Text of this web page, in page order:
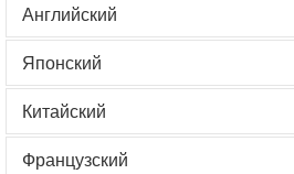
Английский
Японский
Китайский
Французский